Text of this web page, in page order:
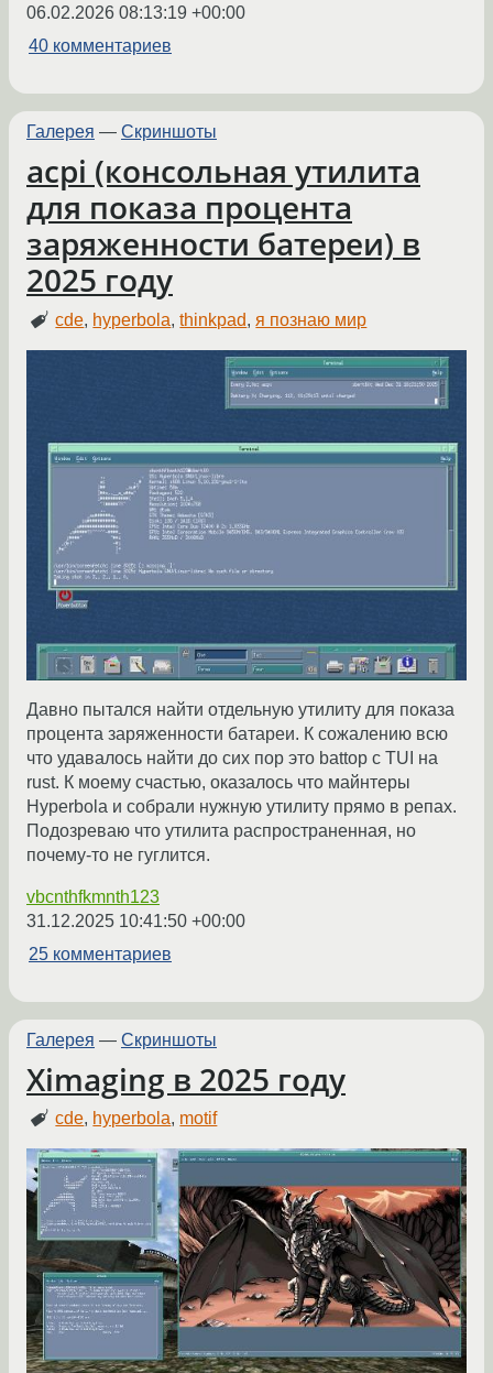
06.02.2026 08:13:19 +00:00
40 комментариев
Галерея — Скриншоты
acpi (консольная утилита
для показа процента
заряженности батереи) в
2025 году
cde, hyperbola,thinkpad, я познаю мир
Давно пытался найти отдельную утилиту для показа
процента заряженности батареи. К сожалению всю
что удавалось найти до сих пор это battop с TUI на
rust. К моему счастью, оказалось что майнтеры
Hyperbola и собрали нужную утилиту прямо в репах.
Подозреваю что утилита распространенная, но
почему-то не гуглится.
vbcnthfkmnth123
31.12.2025 10:41:50 +00:00
25 комментариев
Галерея — Скриншоты
Ximaging в 2025 году
cde, hyperbola, motif